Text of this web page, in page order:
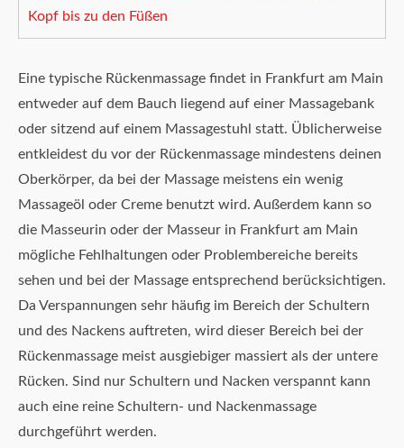
Kopf bis zu den Füßen
Eine typische Rückenmassage findet in Frankfurt am Main
entweder auf dem Bauch liegend auf einer Massagebank
oder sitzend auf einem Massagestuhl statt. Üblicherweise
entkleidest du vor der Rückenmassage mindestens deinen
Oberkörper, da bei der Massage meistens ein wenig
Massageöl oder Creme benutzt wird. Außerdem kann so
die Masseurin oder der Masseur in Frankfurt am Main
mögliche Fehlhaltungen oder Problembereiche bereits
sehen und bei der Massage entsprechend berücksichtigen.
Da Verspannungen sehr häufig im Bereich der Schultern
und des Nackens auftreten, wird dieser Bereich bei der
Rückenmassage meist ausgiebiger massiert als der untere
Rücken. Sind nur Schultern und Nacken verspannt kann
auch eine reine Schultern- und Nackenmassage
durchgeführt werden.